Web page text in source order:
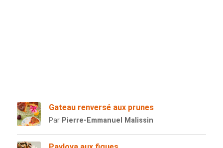
Gateau renversé aux prunes
Par Pierre-Emmanuel Malissin